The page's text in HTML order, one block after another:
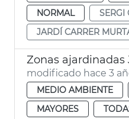
NORMAL
SERGI
JARDÍ CARRER
Zonas ajardinadas
modificado hace 3
MEDIO AMBIENTE
MAYORES